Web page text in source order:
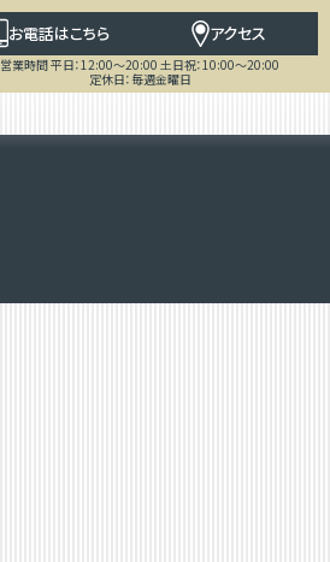
お電話はこちら アクセス
営業時間 平日：12:00～20:00 土日祝：10:00～20:00
定休日：毎週金曜日